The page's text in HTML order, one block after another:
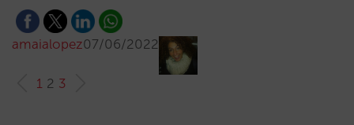
amaialopez07/06/2022
1 2 3